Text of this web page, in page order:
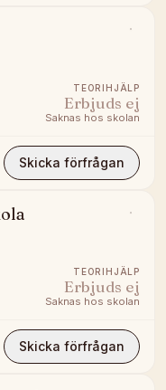
TEORIHJÄLP
Erbjuds ej
Saknas hos skolan
Skicka förfrågan
TEORIHJÄLP
Erbjuds ej
Saknas hos skolan
Skicka förfrågan